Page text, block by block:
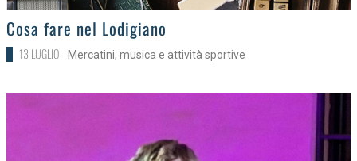
>
Cosa fare nel Lodigiano
13 LUGLIO Mercatini, musica e attività sportive